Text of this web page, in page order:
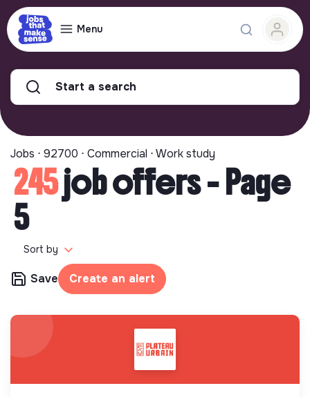
Menu
Start a search
Jobs ⋅ 92700 ⋅ Commercial ⋅ Work study
245job offers - Page
5
Sort by
Save Create an alert